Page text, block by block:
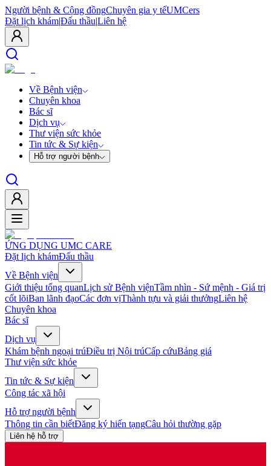
Người bệnh & Cộng đồngChuyên gia y tếUMCers
Đặt lịch khám|Đấu thầu|Liên hệ
Về Bệnh viện
Chuyên khoa
Bác sĩ
Dịch vụ
Thư viện sức khỏe
Tin tức & Sự kiện
Hỗ trợ người bệnh
ỨNG DỤNG UMC CARE
Đặt lịch khámĐấu thầu
Về Bệnh viện
Giới thiệu tổng quanLịch sử Bệnh việnTầm nhìn - Sứ mệnh - Giá trị
cốt lõiBan lãnh đạoCác đơn vịThành tựu và giải thưởngLiên hệ
Chuyên khoa
Bác sĩ
Dịch vụ
Khám bệnh ngoại trúĐiều trị Nội trúCấp cứuBảng giá
Thư viện sức khỏe
Tin tức & Sự kiện
Công tác xã hội
Hỗ trợ người bệnh
Thông tin cần biếtĐăng ký hiến tạngCâu hỏi thường gặp
Liên hệ hỗ trợ